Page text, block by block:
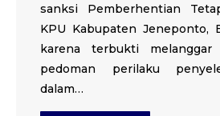
sanksi Pemberhentian
KPU Kabupaten Jeneponto,
karena terbukti
pedoman perilaku
dalam…